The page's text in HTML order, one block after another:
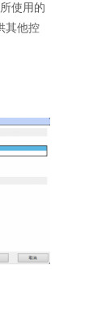
使用的
其他控